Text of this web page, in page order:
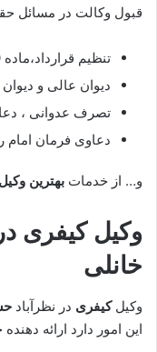
قبول وکالت در مسائل
تنظیم قرارداد،ماده 100،دعاوی شهرداری،تغییر کاربری اراضی
دیوان عالی و
تصرف عدوانی ،
دعاوی فرمان
و… از خدمات بهترین
وکیل کیفری
خانلی
وکیلکیفری در نظرآباد
این امور دارد ارائه